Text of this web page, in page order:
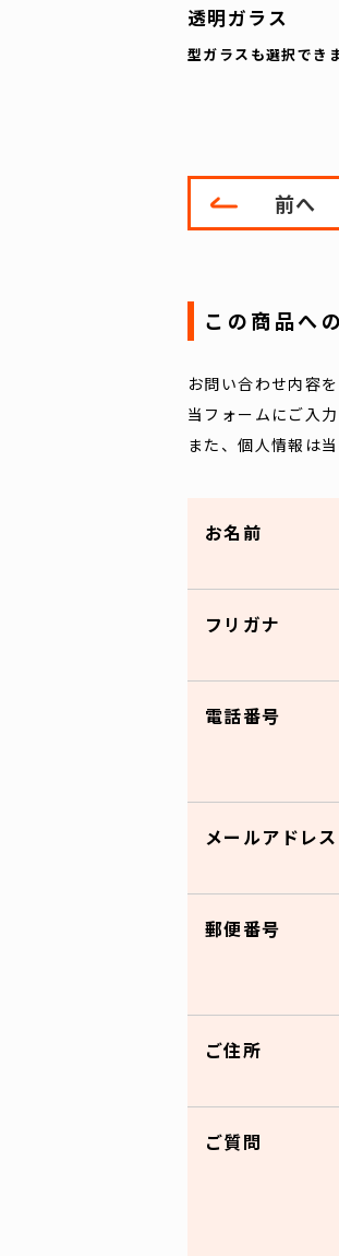
透明ガラス
型ガラスも選択でき
前へ
この商品へ
お問い合わせ内容
当フォームにご入
また、個人情報は
お名前
フリガナ
電話番号
メールアドレス
郵便番号
ご住所
ご質問